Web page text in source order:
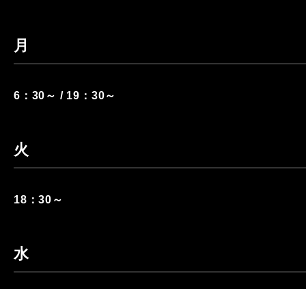
月
6：30～ / 19：30～
火
18：30～
水